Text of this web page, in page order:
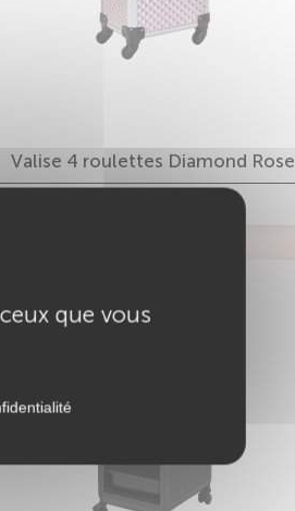
Valise 4 roulettes Diamond Rose
que vous